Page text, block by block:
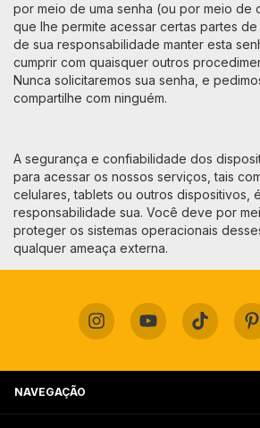
por meio de uma senha (ou por meio de
que lhe permite acessar certas partes
de sua responsabilidade manter esta
cumprir com quaisquer outros
Nunca solicitaremos sua senha, e
compartilhe com ninguém.
A segurança e confiabilidade dos
para acessar os nossos serviços, tais
celulares, tablets ou outros dispositivos,
responsabilidade sua. Você deve por
proteger os sistemas operacionais
qualquer ameaça externa.
NAVEGAÇÃO